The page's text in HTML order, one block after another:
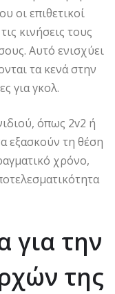
οι επιθετικοί
κινήσεις τους
Αυτό ενισχύει
τα κενά στην
για γκολ.
όπως 2v2 ή
εξασκούν τη θέση
χρόνο,
για την
της